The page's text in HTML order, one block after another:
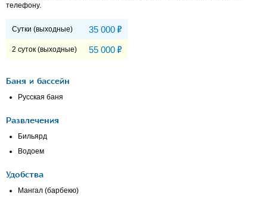
телефону.
Сутки (выходные) 35 000 Р
2 суток (выходные) 55 000 Р
Баня и бассейн
Русская баня
Развлечения
Бильярд
Водоем
Удобства
Мангал (барбекю)